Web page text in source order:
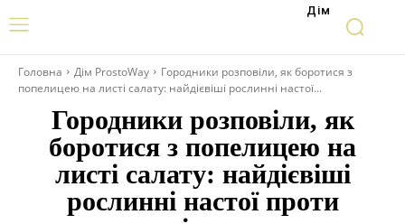
Дім
Головна Дім ProstoWay
Городники розповіли, як боротися з
попелицею на листі салату: найдієвіші рослинні настої...
Городники розповіли, як
боротися з попелицею на
листі салату: найдієвіші
рослинні настої проти